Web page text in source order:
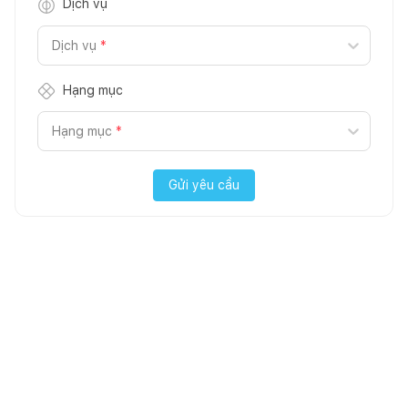
Dịch vụ
Dịch vụ *
Hạng mục
Hạng mục *
Gửi yêu cầu